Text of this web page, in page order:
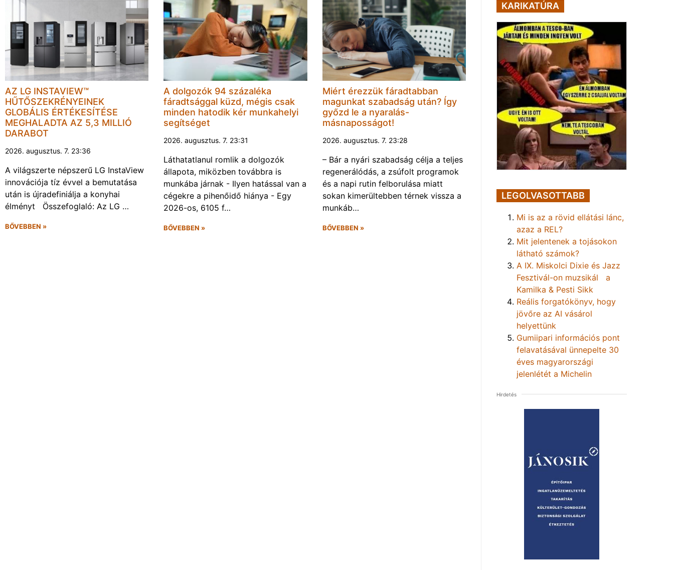
AZ LG INSTAVIEW™
HŰTŐSZEKRÉNYEINEK
GLOBÁLIS ÉRTÉKESÍTÉSE
MEGHALADTA AZ 5,3 MILLIÓ
DARABOT
2026. augusztus. 7. 23:36
A világszerte népszerű LG InstaView
innovációja tíz évvel a bemutatása
után is újradefiniálja a konyhai
élményt Összefoglaló: Az LG …
BŐVEBBEN »
A dolgozók 94 százaléka
fáradtsággal küzd, mégis csak
minden hatodik kér munkahelyi
segítséget
2026. augusztus. 7. 23:31
Láthatatlanul romlik a dolgozók
állapota, miközben továbbra is
munkába járnak - Ilyen hatással van a
cégekre a pihenőidő hiánya - Egy
2026-os, 6105 f…
BŐVEBBEN »
Miért érezzük fáradtabban
magunkat szabadság után? Így
győzd le a nyaralás-
másnaposságot!
2026. augusztus. 7. 23:28
– Bár a nyári szabadság célja a teljes
regenerálódás, a zsúfolt programok
és a napi rutin felborulása miatt
sokan kimerültebben térnek vissza a
munkáb…
BŐVEBBEN »
KARIKATÚRA
LEGOLVASOTTABB
Mi is az a rövid ellátási lánc,
azaz a REL?
Mit jelentenek a tojásokon
látható számok?
A IX. Miskolci Dixie és Jazz
Fesztivál-on muzsikál a
Kamilka & Pesti Sikk
Reális forgatókönyv, hogy
jövőre az AI vásárol
helyettünk
Gumiipari információs pont
felavatásával ünnepelte 30
éves magyarországi
jelenlétét a Michelin
Hirdetés